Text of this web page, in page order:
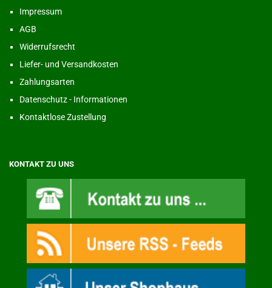
Impressum
AGB
Widerrufsrecht
Liefer- und Versandkosten
Zahlungsarten
Datenschutz - Informationen
Kontaktlose Zustellung
KONTAKT ZU UNS